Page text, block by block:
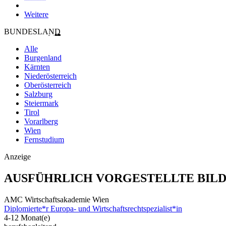
Weitere
BUNDESLAND
Alle
Burgenland
Kärnten
Niederösterreich
Oberösterreich
Salzburg
Steiermark
Tirol
Vorarlberg
Wien
Fernstudium
Anzeige
AUSFÜHRLICH VORGESTELLTE
AMC Wirtschaftsakademie Wien
Diplomierte*r Europa- und Wirtschaftsrechtspezialist*in
4-12 Monat(e)